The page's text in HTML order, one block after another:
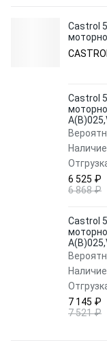
Castrol
Castrol
Наличие
6 525 ₽
6 868 ₽
Castrol
Наличие
7 145 ₽
7 521 ₽